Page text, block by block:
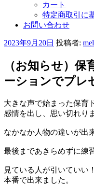
カート
特定商取引に
お問い合わせ
投
日:
2023年9月20日 投稿者:
（お知らせ）
ーションでプレ
大きな声で始まった保育
感情を出し、思い切れり
なかなか人物の違いが出
最後まであきらめずに練
見ている人が引いていい
本番で出来ました。